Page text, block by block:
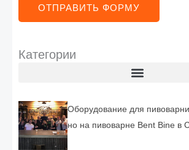
ОТПРАВИТЬ ФОРМУ
Категории
Оборудование для
но на пивоварне Bent Bine в